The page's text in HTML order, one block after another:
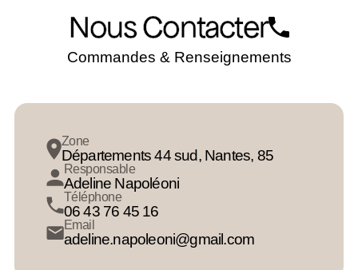
Nous Contacter
Commandes & Renseignements
Zone
Départements 44 sud, Nantes, 85
Responsable
Adeline Napoléoni
Téléphone
06 43 76 45 16
Email
adeline.napoleoni@gmail.com